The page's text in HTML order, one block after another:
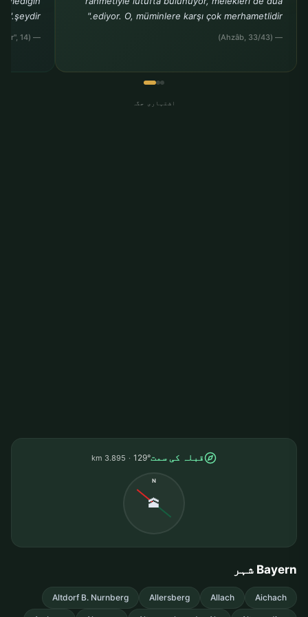
ediyor. O, müminlere karşı çok merhametlidir."
— (Ahzâb, 33/43)
şeydir."
— (Müslim, "Birr", 14)
اشتہاری جگہ
قبلہ کی سمت129°
3.895 km
N
🕋
Bayern شہر
Aichach
Allach
Allersberg
Altdorf B. Nurnberg